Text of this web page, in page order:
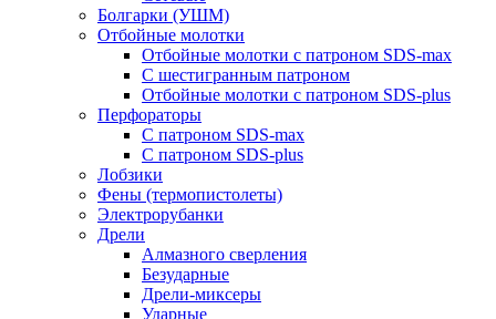
Болгарки (УШМ)
Отбойные молотки
Отбойные молотки с патроном SDS-max
С шестигранным патроном
Отбойные молотки с патроном SDS-plus
Перфораторы
С патроном SDS-max
С патроном SDS-plus
Лобзики
Фены (термопистолеты)
Электрорубанки
Дрели
Алмазного сверления
Безударные
Дрели-миксеры
Ударные